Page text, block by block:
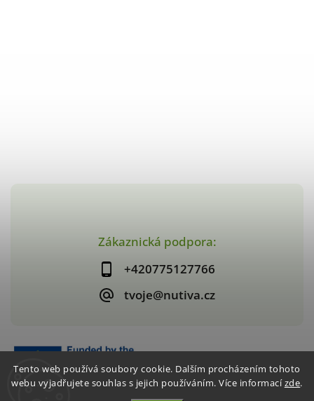
Tento web používá soubory cookie. Dalším procházením tohoto
webu vyjadřujete souhlas s jejich používáním. Více informacízde.
Zákaznická podpora:
+420775127766
tvoje@nutiva.cz